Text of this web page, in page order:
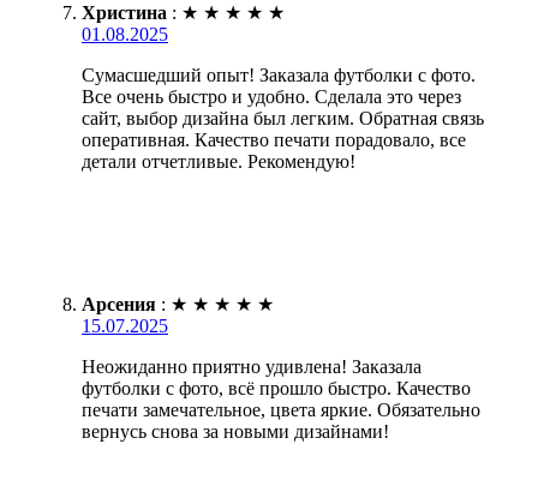
Христина : ★ ★ ★ ★ ★
01.08.2025
Сумасшедший опыт! Заказала футболки с фото.
Все очень быстро и удобно. Сделала это через
сайт, выбор дизайна был легким. Обратная связь
оперативная. Качество печати порадовало, все
детали отчетливые. Рекомендую!
Арсения : ★ ★ ★ ★ ★
15.07.2025
Неожиданно приятно удивлена! Заказала
футболки с фото, всё прошло быстро. Качество
печати замечательное, цвета яркие. Обязательно
вернусь снова за новыми дизайнами!